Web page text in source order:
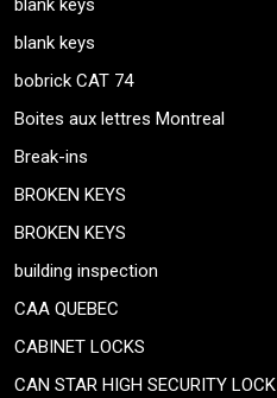
blank keys
blank keys
bobrick CAT 74
Boites aux lettres Montreal
Break-ins
BROKEN KEYS
BROKEN KEYS
building inspection
CAA QUEBEC
CABINET LOCKS
CAN STAR HIGH SECURITY LOCK